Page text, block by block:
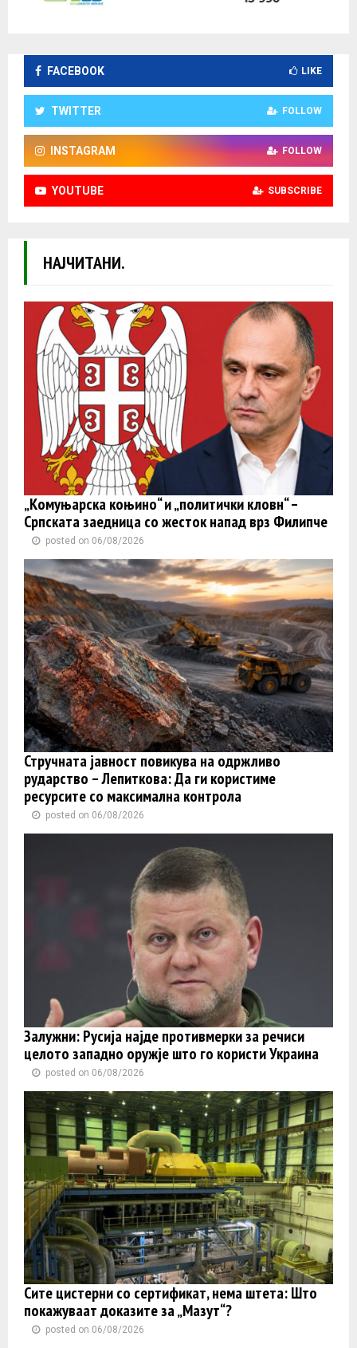
FACEBOOK LIKE
TWITTER FOLLOW
INSTAGRAM FOLLOW
YOUTUBE SUBSCRIBE
НАЈЧИТАНИ.
„Комуњарска коњино“ и „политички кловн“ –
Српската заедница со жесток напад врз Филипче
posted on 06/08/2026
Стручната јавност повикува на одржливо
рударство – Лепиткова: Да ги користиме
ресурсите со максимална контрола
posted on 06/08/2026
Залужни: Русија најде противмерки за речиси
целото западно оружје што го користи Украина
posted on 06/08/2026
Сите цистерни со сертификат, нема штета: Што
покажуваат доказите за „Мазут“?
posted on 06/08/2026